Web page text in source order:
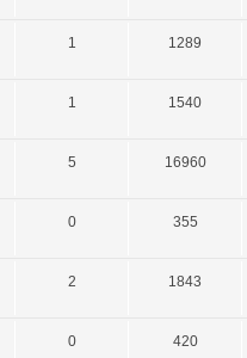
1 1289
1 1540
5 16960
0 355
2 1843
0 420